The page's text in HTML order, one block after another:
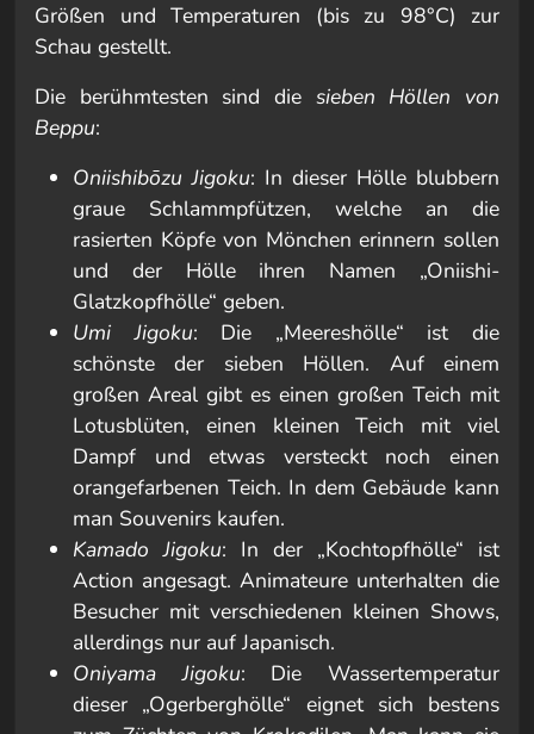
Größen und Temperaturen (bis zu 98°C) zur
Schau gestellt.
Die berühmtesten sind die sieben Höllen von
Beppu:
Oniishibōzu Jigoku: In dieser Hölle blubbern
graue Schlammpfützen, welche an die
rasierten Köpfe von Mönchen erinnern sollen
und der Hölle ihren Namen „Oniishi-
Glatzkopfhölle“ geben.
Umi Jigoku: Die „Meereshölle“ ist die
schönste der sieben Höllen. Auf einem
großen Areal gibt es einen großen Teich mit
Lotusblüten, einen kleinen Teich mit viel
Dampf und etwas versteckt noch einen
orangefarbenen Teich. In dem Gebäude kann
man Souvenirs kaufen.
Kamado Jigoku: In der „Kochtopfhölle“ ist
Action angesagt. Animateure unterhalten die
Besucher mit verschiedenen kleinen Shows,
allerdings nur auf Japanisch.
Oniyama Jigoku: Die Wassertemperatur
dieser „Ogerberghölle“ eignet sich bestens